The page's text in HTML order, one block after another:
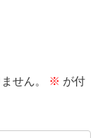
せん。 ※ が付